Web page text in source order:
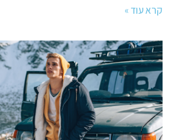
קרא עוד »